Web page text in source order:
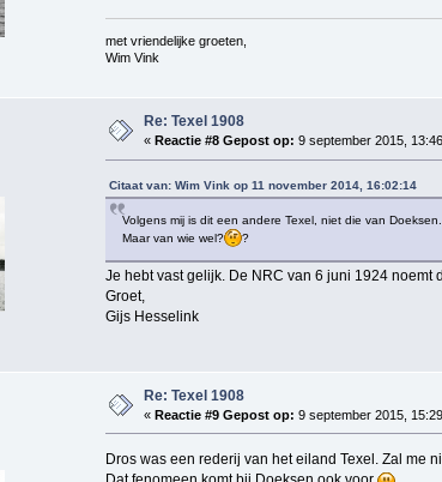
met vriendelijke groeten,
Wim Vink
Re: Texel 1908
«Reactie #8 Gepost op: 9 september 2015,
Citaat van: Wim Vink op 11 november 2014, 16:02:14
Volgens mij is dit een andere Texel, niet die van Doeksen.
Maar van wie wel?
?
Je hebt vast gelijk. De NRC van 6 juni 1924 noemt
Groet,
Gijs Hesselink
Re: Texel 1908
«Reactie #9 Gepost op: 9 september 2015,
Dros was een rederij van het eiland Texel. Zal me